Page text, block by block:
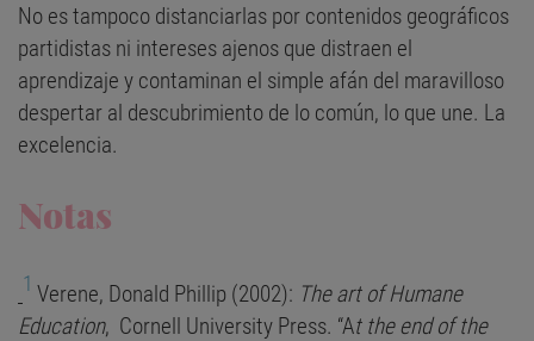
No es tampoco distanciarlas por contenidos geográficos
partidistas ni intereses ajenos que distraen el
aprendizaje y contaminan el simple afán del maravilloso
despertar al descubrimiento de lo común, lo que une. La
excelencia.
Notas
1 Verene, Donald Phillip (2002): The art of Humane
Education, Cornell University Press. “At the end of the